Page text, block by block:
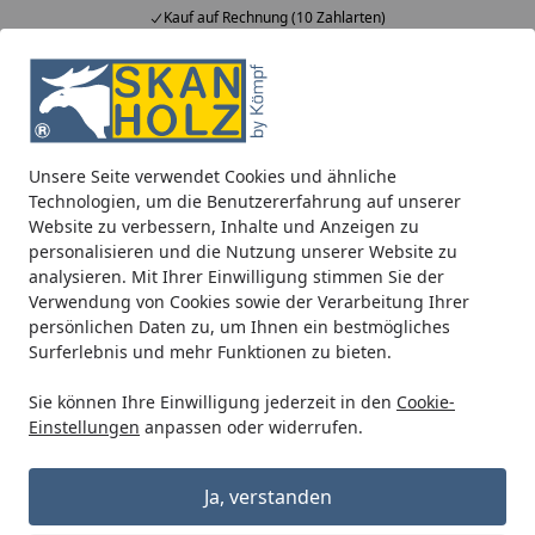
Unsere Seite verwendet Cookies und ähnliche
Technologien, um die Benutzererfahrung auf unserer
Website zu verbessern, Inhalte und Anzeigen zu
personalisieren und die Nutzung unserer Website zu
analysieren. Mit Ihrer Einwilligung stimmen Sie der
Verwendung von Cookies sowie der Verarbeitung Ihrer
persönlichen Daten zu, um Ihnen ein bestmögliches
Surferlebnis und mehr Funktionen zu bieten.
Sie können Ihre Einwilligung jederzeit in den Cookie-
Einstellungen anpassen oder widerrufen.
Ja, verstanden
Kauf auf Rechnung (10 Zahlarten)
Alle Produkte
Mein Konto
Suchen
Startseite
Dachrinne 100cm, RG100 Typ 300 anthrazit
Dachrinne 100cm, RG100 Typ 300
anthrazit